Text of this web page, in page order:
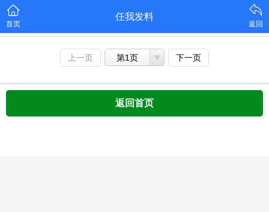
首页
任我发料
返回
上一页 第1页 下一页
返回首页